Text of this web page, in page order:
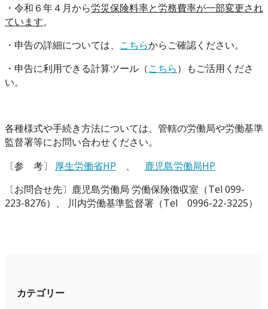
・令和６年４月から労災保険料率と労務費率が一部変更され
ています。
・申告の詳細については、 こちらからご確認ください。
・申告に利用できる計算ツール（こちら）もご活用くださ
い。
各種様式や手続き方法については、管轄の労働局や労働基準
監督署等にお問い合わせください。
〔参 考〕 厚生労働省HP 、 鹿児島労働局HP
〔お問合せ先〕鹿児島労働局 労働保険徴収室（Tel 099-
223-8276）、 川内労働基準監督署（Tel 0996-22-3225）
カテゴリー